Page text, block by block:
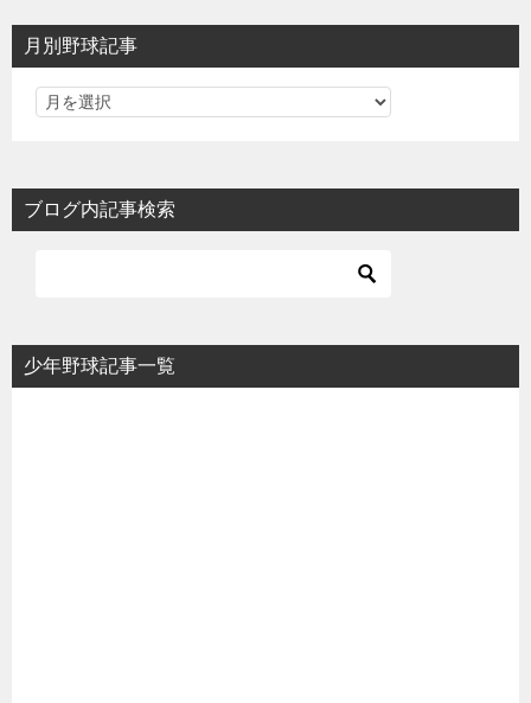
月別野球記事
ブログ内記事検索
少年野球記事一覧